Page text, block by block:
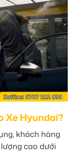
Xe Hyundai?
khách hàng
cao dưới